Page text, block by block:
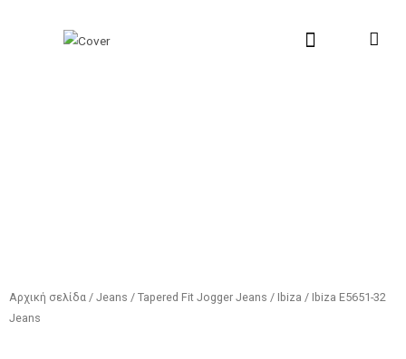
Αρχική σελίδα / Jeans / Tapered Fit Jogger Jeans / Ibiza / Ibiza E5651-32
Jeans